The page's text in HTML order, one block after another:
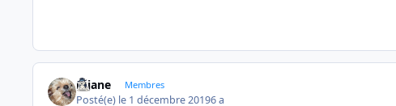
réjane Membres
Posté(e) le 1 décembre 20196 a